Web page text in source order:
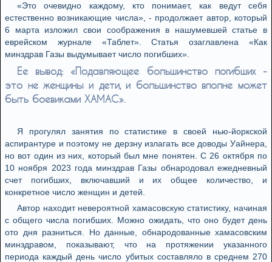
«Это очевидно каждому, кто понимает, как ведут себя
естественно возникающие числа», - продолжает автор, который
6 марта изложил свои соображения в нашумевшей статье в
еврейском журнале «Таблет». Статья озаглавлена «Как
минздрав Газы выдумывает число погибших».
Ее вывод: «Подавляющее большинство погибших -
это не женщины и дети, и большинство вполне может
быть боевиками ХАМАС».
Я прогулял занятия по статистике в своей нью-йоркской
аспирантуре и поэтому не дерзну излагать все доводы Уайнера,
но вот один из них, который был мне понятен. С 26 октября по
10 ноября 2023 года минздрав Газы обнародовал ежедневный
счет погибших, включавший и их общее количество, и
конкретное число женщин и детей.
Автор находит невероятной хамасовскую статистику, начиная
с общего числа погибших. Можно ожидать, что оно будет день
ото дня разниться. Но данные, обнародованные хамасовским
минздравом, показывают, что на протяжении указанного
периода каждый день число убитых составляло в среднем 270